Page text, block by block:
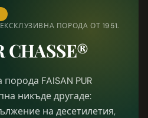
ПОРОДА ОТ 1951.
CHASSE®
FAISAN PUR
никъде другаде:
на десетилетия,